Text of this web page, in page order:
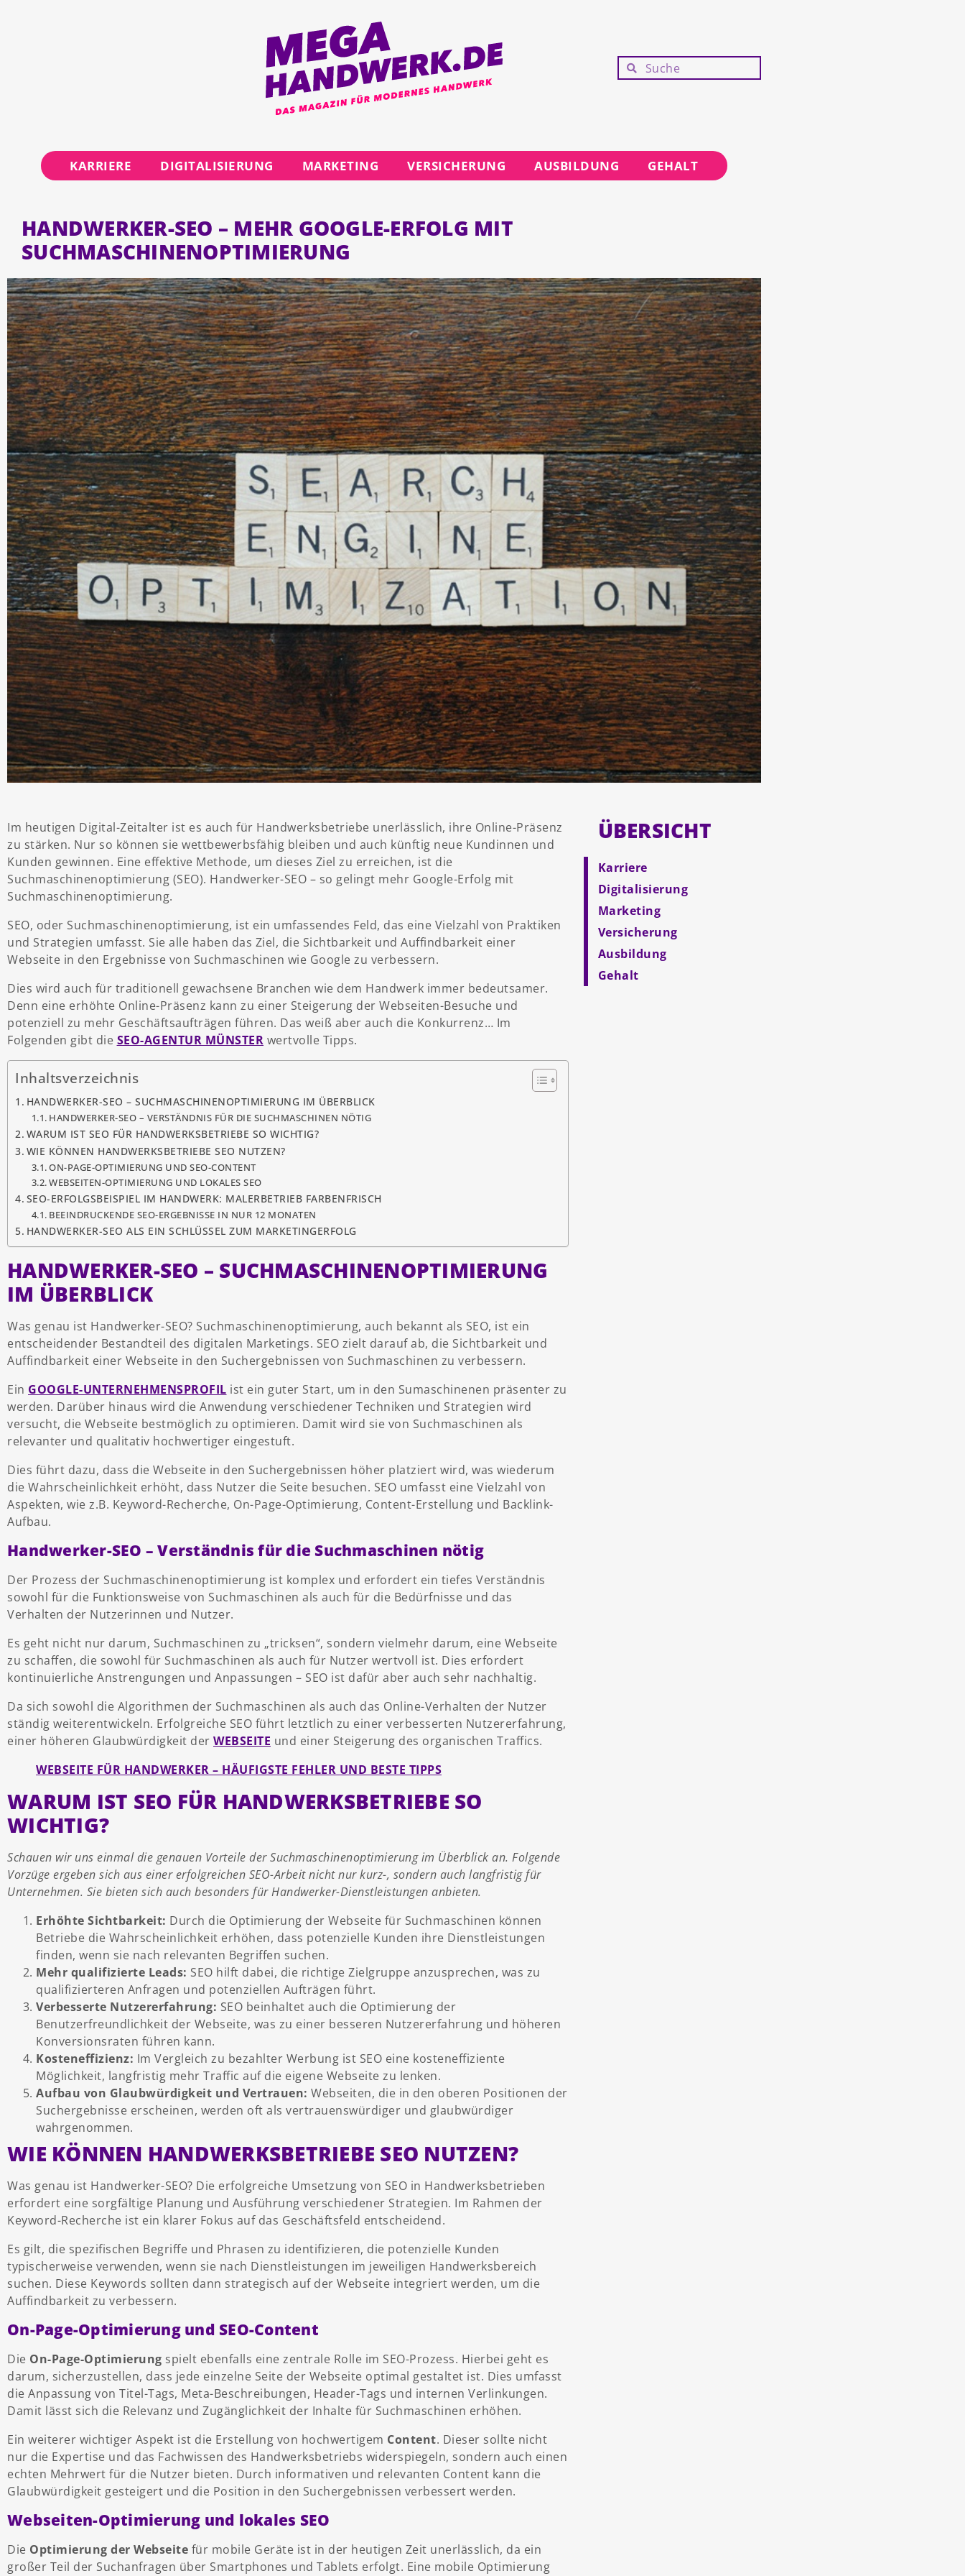
KARRIERE DIGITALISIERUNG MARKETING VERSICHERUNG AUSBILDUNG GEHALT
HANDWERKER-SEO – MEHR GOOGLE-ERFOLG MIT
SUCHMASCHINENOPTIMIERUNG
Im heutigen Digital-Zeitalter ist es auch für Handwerksbetriebe unerlässlich, ihre Online-Präsenz
zu stärken. Nur so können sie wettbewerbsfähig bleiben und auch künftig neue Kundinnen und
Kunden gewinnen. Eine effektive Methode, um dieses Ziel zu erreichen, ist die
Suchmaschinenoptimierung (SEO). Handwerker-SEO – so gelingt mehr Google-Erfolg mit
Suchmaschinenoptimierung.
SEO, oder Suchmaschinenoptimierung, ist ein umfassendes Feld, das eine Vielzahl von Praktiken
und Strategien umfasst. Sie alle haben das Ziel, die Sichtbarkeit und Auffindbarkeit einer
Webseite in den Ergebnisse von Suchmaschinen wie Google zu verbessern.
Dies wird auch für traditionell gewachsene Branchen wie dem Handwerk immer bedeutsamer.
Denn eine erhöhte Online-Präsenz kann zu einer Steigerung der Webseiten-Besuche und
potenziell zu mehr Geschäftsaufträgen führen. Das weiß aber auch die Konkurrenz… Im
Folgenden gibt die SEO-AGENTUR MÜNSTER wertvolle Tipps.
Inhaltsverzeichnis
HANDWERKER-SEO – SUCHMASCHINENOPTIMIERUNG IM ÜBERBLICK
HANDWERKER-SEO – VERSTÄNDNIS FÜR DIE SUCHMASCHINEN NÖTIG
WARUM IST SEO FÜR HANDWERKSBETRIEBE SO WICHTIG?
WIE KÖNNEN HANDWERKSBETRIEBE SEO NUTZEN?
ON-PAGE-OPTIMIERUNG UND SEO-CONTENT
WEBSEITEN-OPTIMIERUNG UND LOKALES SEO
SEO-ERFOLGSBEISPIEL IM HANDWERK: MALERBETRIEB FARBENFRISCH
BEEINDRUCKENDE SEO-ERGEBNISSE IN NUR 12 MONATEN
HANDWERKER-SEO ALS EIN SCHLÜSSEL ZUM MARKETINGERFOLG
HANDWERKER-SEO – SUCHMASCHINENOPTIMIERUNG
IM ÜBERBLICK
Was genau ist Handwerker-SEO? Suchmaschinenoptimierung, auch bekannt als SEO, ist ein
entscheidender Bestandteil des digitalen Marketings. SEO zielt darauf ab, die Sichtbarkeit und
Auffindbarkeit einer Webseite in den Suchergebnissen von Suchmaschinen zu verbessern.
Ein GOOGLE-UNTERNEHMENSPROFIL ist ein guter Start, um in den Sumaschinenen präsenter zu
werden. Darüber hinaus wird die Anwendung verschiedener Techniken und Strategien wird
versucht, die Webseite bestmöglich zu optimieren. Damit wird sie von Suchmaschinen als
relevanter und qualitativ hochwertiger eingestuft.
Dies führt dazu, dass die Webseite in den Suchergebnissen höher platziert wird, was wiederum
die Wahrscheinlichkeit erhöht, dass Nutzer die Seite besuchen. SEO umfasst eine Vielzahl von
Aspekten, wie z.B. Keyword-Recherche, On-Page-Optimierung, Content-Erstellung und Backlink-
Aufbau.
Handwerker-SEO – Verständnis für die Suchmaschinen nötig
Der Prozess der Suchmaschinenoptimierung ist komplex und erfordert ein tiefes Verständnis
sowohl für die Funktionsweise von Suchmaschinen als auch für die Bedürfnisse und das
Verhalten der Nutzerinnen und Nutzer.
Es geht nicht nur darum, Suchmaschinen zu „tricksen“, sondern vielmehr darum, eine Webseite
zu schaffen, die sowohl für Suchmaschinen als auch für Nutzer wertvoll ist. Dies erfordert
kontinuierliche Anstrengungen und Anpassungen – SEO ist dafür aber auch sehr nachhaltig.
Da sich sowohl die Algorithmen der Suchmaschinen als auch das Online-Verhalten der Nutzer
ständig weiterentwickeln. Erfolgreiche SEO führt letztlich zu einer verbesserten Nutzererfahrung,
einer höheren Glaubwürdigkeit der WEBSEITE und einer Steigerung des organischen Traffics.
WEBSEITE FÜR HANDWERKER – HÄUFIGSTE FEHLER UND BESTE TIPPS
WARUM IST SEO FÜR HANDWERKSBETRIEBE SO
WICHTIG?
Schauen wir uns einmal die genauen Vorteile der Suchmaschinenoptimierung im Überblick an. Folgende
Vorzüge ergeben sich aus einer erfolgreichen SEO-Arbeit nicht nur kurz-, sondern auch langfristig für
Unternehmen. Sie bieten sich auch besonders für Handwerker-Dienstleistungen anbieten.
Erhöhte Sichtbarkeit: Durch die Optimierung der Webseite für Suchmaschinen können
Betriebe die Wahrscheinlichkeit erhöhen, dass potenzielle Kunden ihre Dienstleistungen
finden, wenn sie nach relevanten Begriffen suchen.
Mehr qualifizierte Leads: SEO hilft dabei, die richtige Zielgruppe anzusprechen, was zu
qualifizierteren Anfragen und potenziellen Aufträgen führt.
Verbesserte Nutzererfahrung: SEO beinhaltet auch die Optimierung der
Benutzerfreundlichkeit der Webseite, was zu einer besseren Nutzererfahrung und höheren
Konversionsraten führen kann.
Kosteneffizienz: Im Vergleich zu bezahlter Werbung ist SEO eine kosteneffiziente
Möglichkeit, langfristig mehr Traffic auf die eigene Webseite zu lenken.
Aufbau von Glaubwürdigkeit und Vertrauen: Webseiten, die in den oberen Positionen der
Suchergebnisse erscheinen, werden oft als vertrauenswürdiger und glaubwürdiger
wahrgenommen.
WIE KÖNNEN HANDWERKSBETRIEBE SEO NUTZEN?
Was genau ist Handwerker-SEO? Die erfolgreiche Umsetzung von SEO in Handwerksbetrieben
erfordert eine sorgfältige Planung und Ausführung verschiedener Strategien. Im Rahmen der
Keyword-Recherche ist ein klarer Fokus auf das Geschäftsfeld entscheidend.
Es gilt, die spezifischen Begriffe und Phrasen zu identifizieren, die potenzielle Kunden
typischerweise verwenden, wenn sie nach Dienstleistungen im jeweiligen Handwerksbereich
suchen. Diese Keywords sollten dann strategisch auf der Webseite integriert werden, um die
Auffindbarkeit zu verbessern.
On-Page-Optimierung und SEO-Content
Die On-Page-Optimierung spielt ebenfalls eine zentrale Rolle im SEO-Prozess. Hierbei geht es
darum, sicherzustellen, dass jede einzelne Seite der Webseite optimal gestaltet ist. Dies umfasst
die Anpassung von Titel-Tags, Meta-Beschreibungen, Header-Tags und internen Verlinkungen.
Damit lässt sich die Relevanz und Zugänglichkeit der Inhalte für Suchmaschinen erhöhen.
Ein weiterer wichtiger Aspekt ist die Erstellung von hochwertigem Content. Dieser sollte nicht
nur die Expertise und das Fachwissen des Handwerksbetriebs widerspiegeln, sondern auch einen
echten Mehrwert für die Nutzer bieten. Durch informativen und relevanten Content kann die
Glaubwürdigkeit gesteigert und die Position in den Suchergebnissen verbessert werden.
Webseiten-Optimierung und lokales SEO
Die Optimierung der Webseite für mobile Geräte ist in der heutigen Zeit unerlässlich, da ein
großer Teil der Suchanfragen über Smartphones und Tablets erfolgt. Eine mobile Optimierung
ÜBERSICHT
Karriere
Digitalisierung
Marketing
Versicherung
Ausbildung
Gehalt